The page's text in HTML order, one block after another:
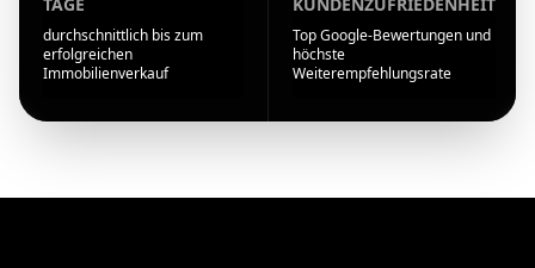
durchschnittlich bis zum
erfolgreichen
Immobilienverkauf
Top Google-Bewertungen und
höchste
Weiterempfehlungsrate